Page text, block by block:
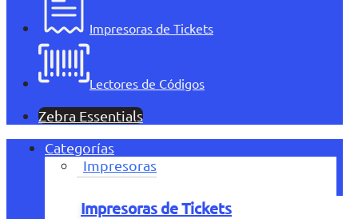
Impresoras de Tickets
Lectores de Códigos
Zebra Essentials
Categorías
Impresoras
Impresoras de Tickets